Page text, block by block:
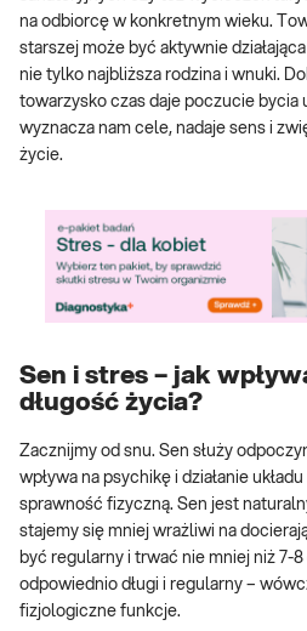
na odbiorcę w konkretnym wieku.
starszej może być aktywnie
nie tylko najbliższa rodzina i wnuki.
towarzysko czas daje poczucie bycia
wyznacza nam cele, nadaje sens i
życie.
Sen i stres – jak
długość życia?
Zacznijmy od snu. Sen służy
wpływa na psychikę i działanie
sprawność fizyczną. Sen jest
stajemy się mniej wrażliwi na
być regularny i trwać nie mniej niż 7-
odpowiednio długi i regularny –
fizjologiczne funkcje.